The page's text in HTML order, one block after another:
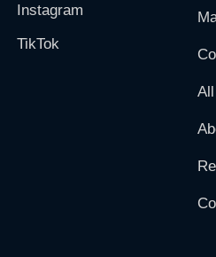
Instagram
TikTok